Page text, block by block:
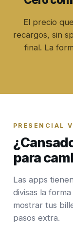
El precio
recargos, sin
final. La
PRESENCIAL
para
Las apps
divisas la
mostrar tus
pasos extra.